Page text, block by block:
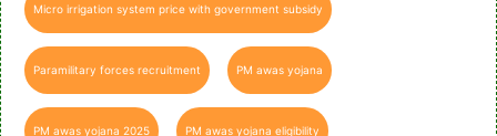
Micro irrigation system price with government subsidy
Paramilitary forces recruitment PM awas yojana
PM awas yojana 2025 PM awas yojana eligibility